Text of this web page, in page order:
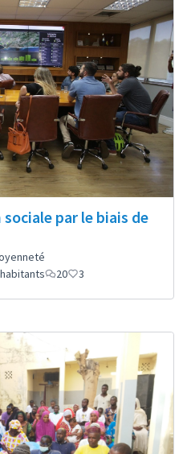
par le biais de
20 3